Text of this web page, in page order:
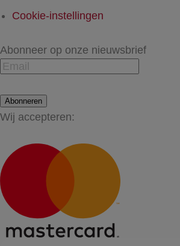
Cookie-instellingen
Abonneer op onze nieuwsbrief
Abonneren
Wij accepteren: